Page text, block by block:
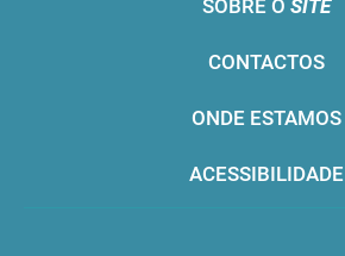
SOBRE O SITE
CONTACTOS
ONDE ESTAMOS
ACESSIBILIDADE